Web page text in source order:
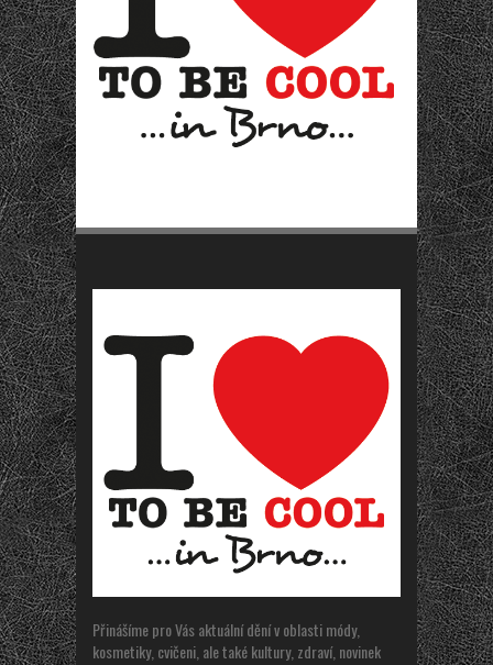
Přinášíme pro Vás aktuální dění v oblasti módy,
kosmetiky, cvičeni, ale také kultury, zdraví, novinek